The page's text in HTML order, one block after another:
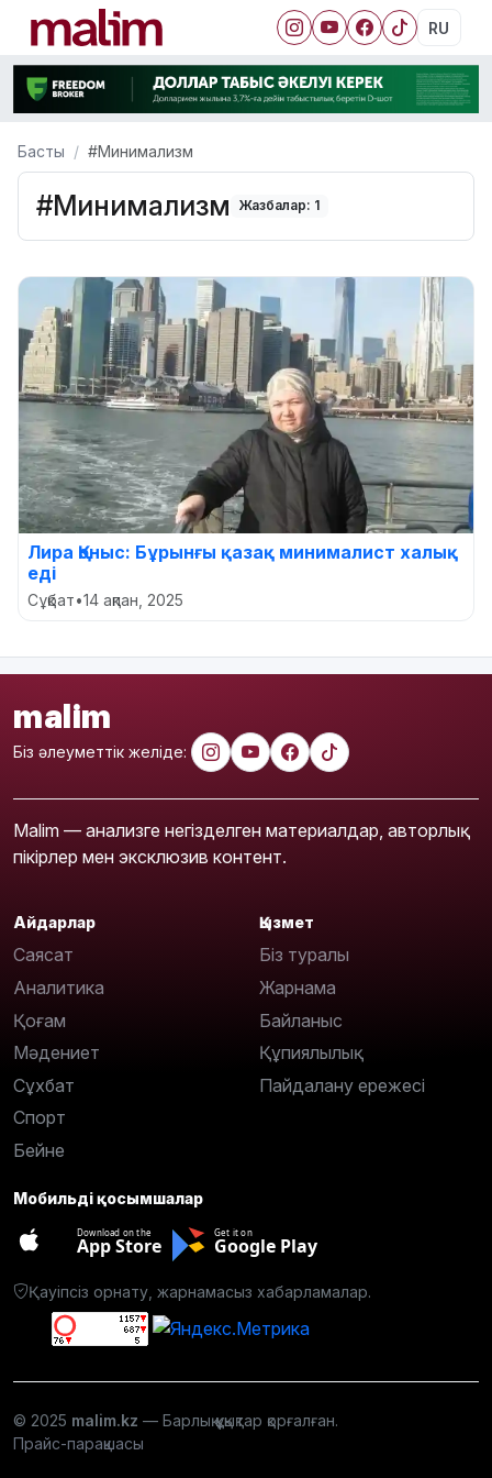
RU
Басты #Минимализм
#Минимализм Жазбалар: 1
Лира Қоныс: Бұрынғы қазақ минималист халық
еді
Сұқбат•14 ақпан, 2025
malim
Біз әлеуметтік желіде:
Malim — анализге негізделген материалдар, авторлық
пікірлер мен эксклюзив контент.
Айдарлар
Саясат
Аналитика
Қоғам
Мәдениет
Сұхбат
Спорт
Бейне
Қызмет
Біз туралы
Жарнама
Байланыс
Құпиялылық
Пайдалану ережесі
Мобильді қосымшалар
Download on the
App Store
Get it on
Google Play
Қауіпсіз орнату, жарнамасыз хабарламалар.
© 2025 malim.kz — Барлық құқықтар қорғалған.
Прайс-парақшасы